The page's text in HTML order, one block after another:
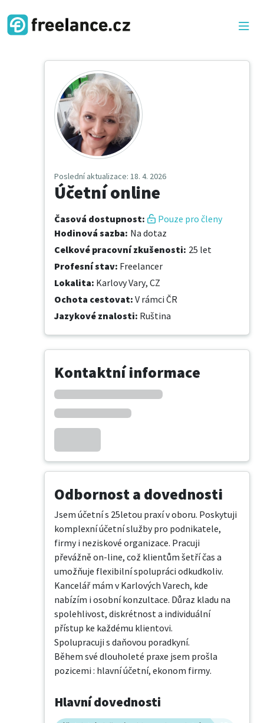
Poslední aktualizace: 18. 4. 2026
Účetní online
Časová dostupnost:
Pouze pro členy
Hodinová sazba: Na dotaz
Celkové pracovní zkušenosti: 25 let
Profesní stav: Freelancer
Lokalita: Karlovy Vary, CZ
Ochota cestovat: V rámci ČR
Jazykové znalosti: Ruština
Kontaktní informace
Odbornost a dovednosti
Jsem účetní s 25letou praxí v oboru. Poskytuji
komplexní účetní služby pro podnikatele,
firmy i neziskové organizace. Pracuji
převážně on-line, což klientům šetří čas a
umožňuje flexibilní spolupráci odkudkoliv.
Kancelář mám v Karlových Varech, kde
nabízím i osobní konzultace. Důraz kladu na
spolehlivost, diskrétnost a individuální
přístup ke každému klientovi.
Spolupracuji s daňovou poradkyní.
Během své dlouholeté praxe jsem prošla
pozicemi : hlavní účetní, ekonom firmy.
Hlavní dovednosti